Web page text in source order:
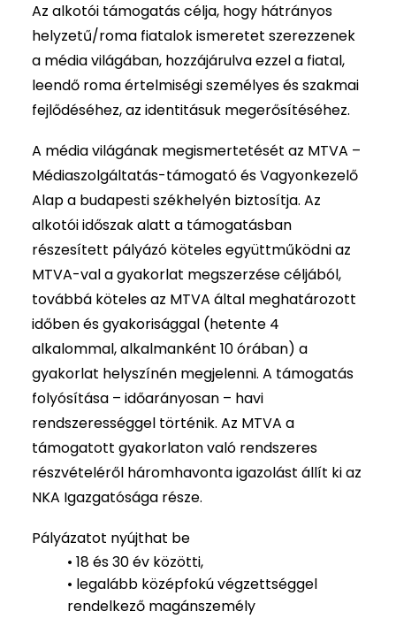
Az alkotói támogatás célja, hogy hátrányos
helyzetű/roma fiatalok ismeretet szerezzenek
a média világában, hozzájárulva ezzel a fiatal,
leendő roma értelmiségi személyes és szakmai
fejlődéséhez, az identitásuk megerősítéséhez.
A média világának megismertetését az MTVA –
Médiaszolgáltatás-támogató és Vagyonkezelő
Alap a budapesti székhelyén biztosítja. Az
alkotói időszak alatt a támogatásban
részesített pályázó köteles együttműködni az
MTVA-val a gyakorlat megszerzése céljából,
továbbá köteles az MTVA által meghatározott
időben és gyakorisággal (hetente 4
alkalommal, alkalmanként 10 órában) a
gyakorlat helyszínén megjelenni. A támogatás
folyósítása – időarányosan – havi
rendszerességgel történik. Az MTVA a
támogatott gyakorlaton való rendszeres
részvételéről háromhavonta igazolást állít ki az
NKA Igazgatósága része.
Pályázatot nyújthat be
• 18 és 30 év közötti,
• legalább középfokú végzettséggel
rendelkező magánszemély